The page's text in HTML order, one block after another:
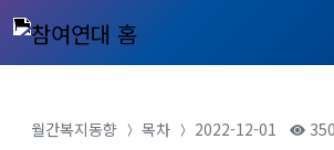
월간복지동향 목차 2022-12-01